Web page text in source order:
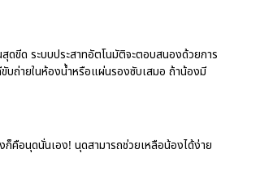
ขีด ระบบประสาทอัตโนมัติจะตอบสนองด้วยการ
บถ่ายในห้องน้ำหรือแผ่นรองซับเสมอ ถ้าน้องมี
คือนุดนั่นเอง! นุดสามารถช่วยเหลือน้องได้ง่าย